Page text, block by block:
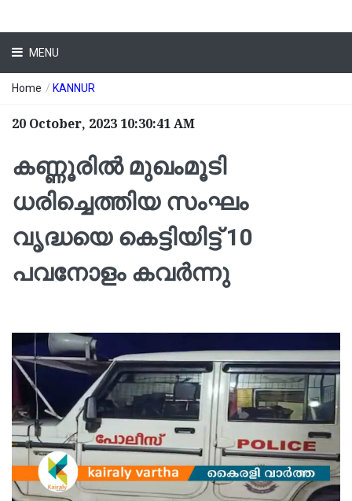
MENU
Home / KANNUR
20 October, 2023 10:30:41 AM
കണ്ണൂരിൽ മുഖംമൂടി
ധരിച്ചെത്തിയ സംഘം
വൃദ്ധയെ കെട്ടിയിട്ട് 10
പവനോളം കവർന്നു